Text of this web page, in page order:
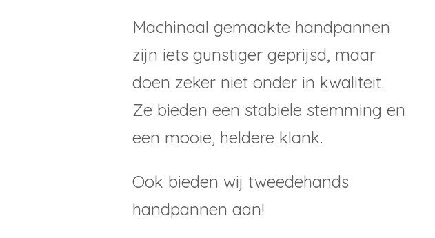
Machinaal gemaakte handpannen
zijn iets gunstiger geprijsd, maar
doen zeker niet onder in kwaliteit.
Ze bieden een stabiele stemming en
een mooie, heldere klank.
Ook bieden wij tweedehands
handpannen aan!